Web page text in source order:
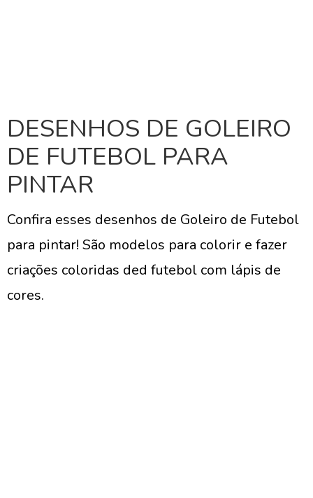
DESENHOS DE GOLEIRO
DE FUTEBOL PARA
PINTAR
Confira esses desenhos de Goleiro de Futebol
para pintar! São modelos para colorir e fazer
criações coloridas ded futebol com lápis de
cores.